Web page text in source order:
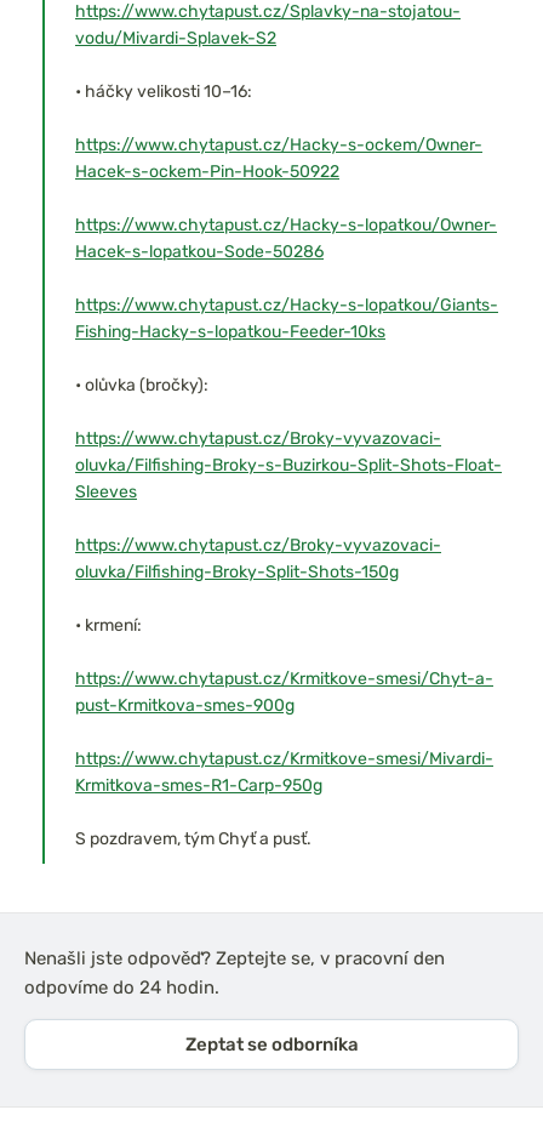
https://www.chytapust.cz/Splavky-na-stojatou-
vodu/Mivardi-Splavek-S2
• háčky velikosti 10–16:
https://www.chytapust.cz/Hacky-s-ockem/Owner-
Hacek-s-ockem-Pin-Hook-50922
https://www.chytapust.cz/Hacky-s-lopatkou/Owner-
Hacek-s-lopatkou-Sode-50286
https://www.chytapust.cz/Hacky-s-lopatkou/Giants-
Fishing-Hacky-s-lopatkou-Feeder-10ks
• olůvka (bročky):
https://www.chytapust.cz/Broky-vyvazovaci-
oluvka/Filfishing-Broky-s-Buzirkou-Split-Shots-Float-
Sleeves
https://www.chytapust.cz/Broky-vyvazovaci-
oluvka/Filfishing-Broky-Split-Shots-150g
• krmení:
https://www.chytapust.cz/Krmitkove-smesi/Chyt-a-
pust-Krmitkova-smes-900g
https://www.chytapust.cz/Krmitkove-smesi/Mivardi-
Krmitkova-smes-R1-Carp-950g
S pozdravem, tým Chyť a pusť.
Nenašli jste odpověď? Zeptejte se, v pracovní den
odpovíme do 24 hodin.
Zeptat se odborníka